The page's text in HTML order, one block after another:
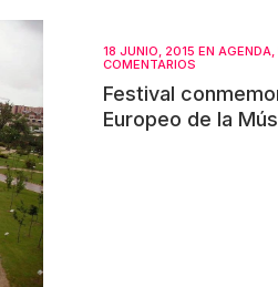
18 JUNIO, 2015 EN AGENDA
COMENTARIOS
Festival
Europeo de la